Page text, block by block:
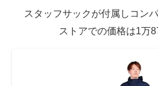
スタッフサックが付属しコン
ストアでの価格は1万